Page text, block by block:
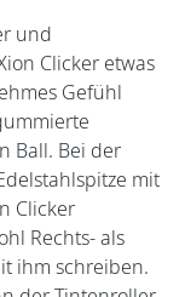
und
Clicker etwas
Gefühl
Ball. Bei der
mit
Clicker
Rechts- als
ihm schreiben.